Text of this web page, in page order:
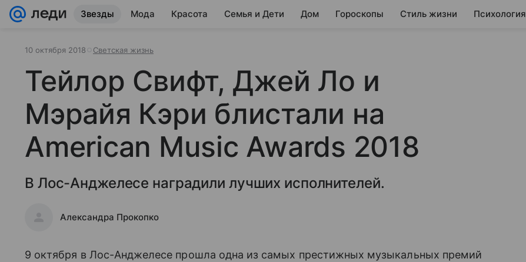
Звезды Мода Красота Семья и Дети Дом Гороскопы Стиль жизни Психология
10 октября 2018 Светская жизнь
Тейлор Свифт, Джей Ло и
Мэрайя Кэри блистали на
American Music Awards 2018
В Лос-Анджелесе наградили лучших исполнителей.
Александра Прокопко
9 октября в Лос-Анджелесе прошла одна из самых престижных музыкальных премий